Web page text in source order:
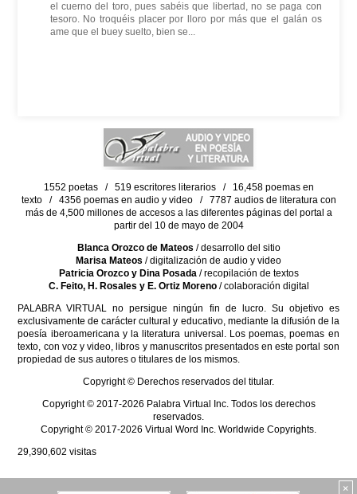
el cuerno del toro, pues sabéis que libertad, no se paga con
tesoro. No troquéis placer por lloro por más que el galán os
ame que el buey suelto, bien se...
×
1552 poetas / 519 escritores literarios / 16,458 poemas en
texto / 4356 poemas en audio y video / 7787 audios de literatura con
más de 4,500 millones de accesos a las diferentes páginas del portal a
partir del 10 de mayo de 2004
Blanca Orozco de Mateos / desarrollo del sitio
Marisa Mateos / digitalización de audio y video
Patricia Orozco y Dina Posada/ recopilación de textos
C. Feito, H. Rosales y E. Ortiz Moreno/ colaboración digital
PALABRA VIRTUAL no persigue ningún fin de lucro. Su objetivo es
exclusivamente de carácter cultural y educativo, mediante la difusión de la
poesía iberoamericana y la literatura universal. Los poemas, poemas en
texto, con voz y video, libros y manuscritos presentados en este portal son
propiedad de sus autores o titulares de los mismos.
Copyright © Derechos reservados del titular.
Copyright © 2017-2026 Palabra Virtual Inc. Todos los derechos
reservados.
Copyright © 2017-2026 Virtual Word Inc. Worldwide Copyrights.
29,390,602 visitas